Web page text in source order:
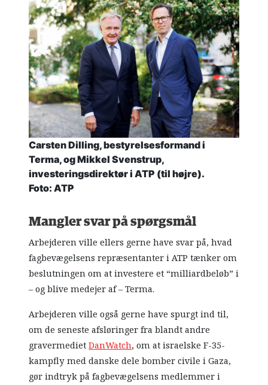
Carsten Dilling, bestyrelsesformand i
Terma, og Mikkel Svenstrup,
investeringsdirektør i ATP (til højre).
Foto: ATP
Mangler svar på spørgsmål
Arbejderen ville ellers gerne have svar på, hvad
fagbevægelsens repræsentanter i ATP tænker om
beslutningen om at investere et “milliardbeløb” i
– og blive medejer af – Terma.
Arbejderen ville også gerne have spurgt ind til,
om de seneste afsløringer fra blandt andre
gravermedietDanWatch, om at israelske F-35-
kampfly med danske dele bomber civile i Gaza,
gør indtryk på fagbevægelsens medlemmer i